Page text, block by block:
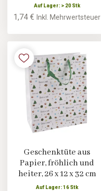
Auf Lager: > 20 Stk
1,74 €Inkl. Mehrwertsteuer
Geschenktüte aus
Papier, fröhlich und
heiter, 26 x 12 x 32 cm
Auf Lager: 16 Stk